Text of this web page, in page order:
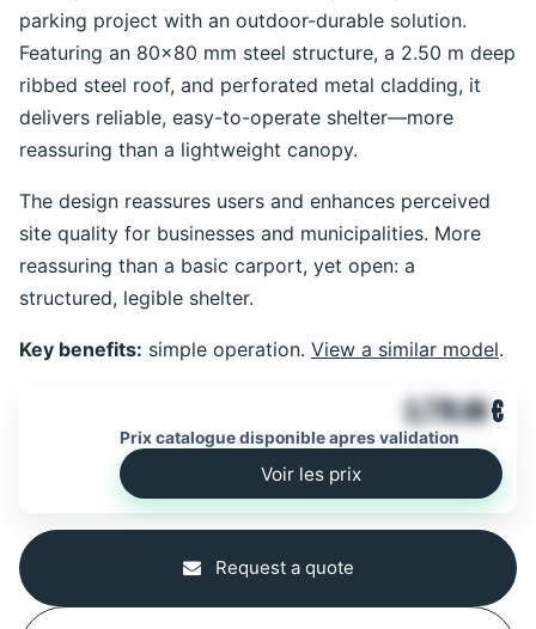
parking project with an outdoor-durable solution.
Featuring an 80×80 mm steel structure, a 2.50 m deep
ribbed steel roof, and perforated metal cladding, it
delivers reliable, easy-to-operate shelter—more
reassuring than a lightweight canopy.
The design reassures users and enhances perceived
site quality for businesses and municipalities. More
reassuring than a basic carport, yet open: a
structured, legible shelter.
Key benefits: simple operation. View a similar model.
3,770.00€
Prix catalogue disponible apres validation
Voir les prix
Request a quote